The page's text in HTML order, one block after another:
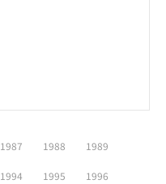
1987 1988 1989
1994 1995 1996